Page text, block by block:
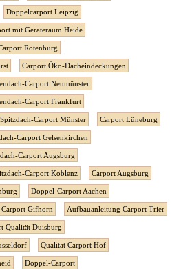
Doppelcarport Leipzig
mit Geräteraum Heide
Rotenburg
Carport Öko-Dacheindeckungen
Carport Neumünster
Carport Frankfurt
Spitzdach-Carport Münster Carport Lüneburg
Carport Gelsenkirchen
Carport Augsburg
Carport Koblenz Carport Augsburg
Doppel-Carport Aachen
Carport Gifhorn Aufbauanleitung Carport Trier
Qualität Duisburg
Qualität Carport Hof
Doppel-Carport